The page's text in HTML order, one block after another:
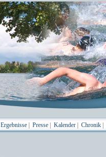
Ergebnisse Presse Kalender Chronik